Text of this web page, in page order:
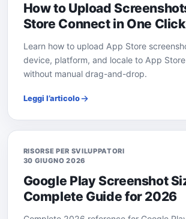
How to Upload
Store Connect in One Click
Learn how to upload App Store
device, platform, and locale to App
without manual drag-and-drop.
Leggi l’articolo
RISORSE PER SVILUPPATORI
30 GIUGNO 2026
Google Play Screenshot
Complete Guide for 2026